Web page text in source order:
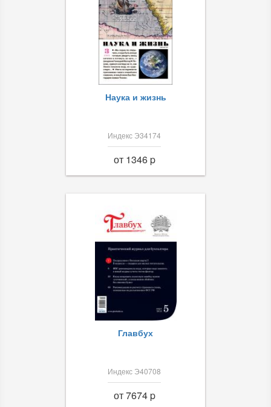
Наука и жизнь
Индекс Э34174
от 1346 p
Главбух
Индекс Э40708
от 7674 p